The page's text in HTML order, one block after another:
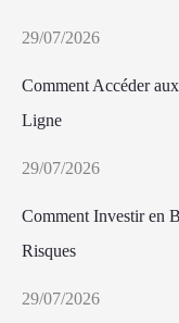
29/07/2026
Comment Accéder
Ligne
29/07/2026
Comment Investir en
Risques
29/07/2026